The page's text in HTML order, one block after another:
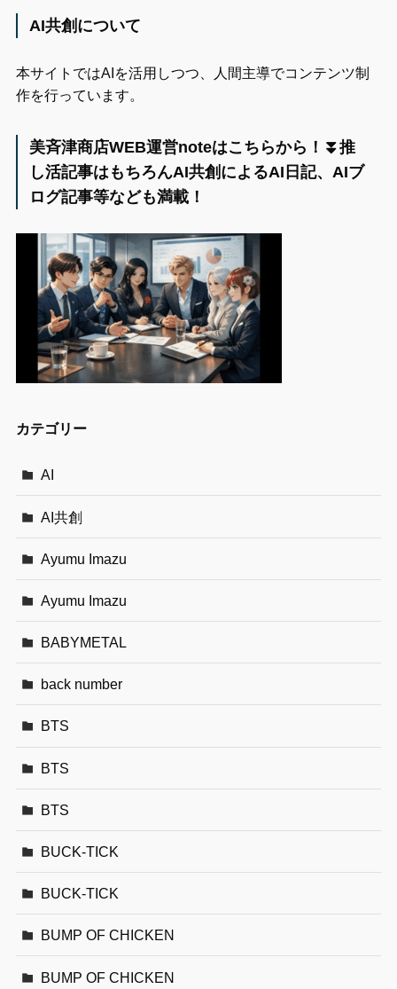
AI共創について
本サイトではAIを活用しつつ、人間主導でコンテンツ制
作を行っています。
美斉津商店WEB運営noteはこちらから！⏬️推
し活記事はもちろんAI共創によるAI日記、AIブ
ログ記事等なども満載！
カテゴリー
AI
AI共創
Ayumu Imazu
Ayumu Imazu
BABYMETAL
back number
BTS
BTS
BTS
BUCK-TICK
BUCK-TICK
BUMP OF CHICKEN
BUMP OF CHICKEN